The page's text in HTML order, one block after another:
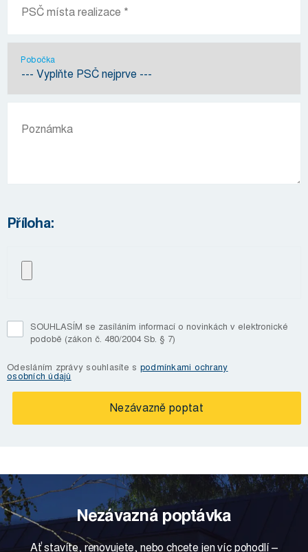
Pobočka
Příloha:
SOUHLASÍM se zasíláním informací o novinkách v elektronické
podobě (zákon č. 480/2004 Sb. § 7)
Odesláním zprávy souhlasíte s podmínkami ochrany
osobních údajů
Nezávazná poptávka
Ať stavíte, renovujete, nebo chcete jen víc pohodlí –